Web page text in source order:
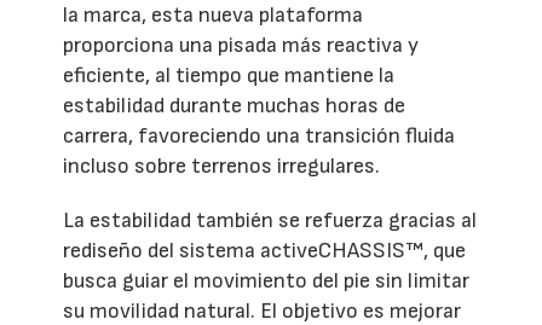
la marca, esta nueva plataforma
proporciona una pisada más reactiva y
eficiente, al tiempo que mantiene la
estabilidad durante muchas horas de
carrera, favoreciendo una transición fluida
incluso sobre terrenos irregulares.
La estabilidad también se refuerza gracias al
rediseño del sistema activeCHASSIS™, que
busca guiar el movimiento del pie sin limitar
su movilidad natural. El objetivo es mejorar